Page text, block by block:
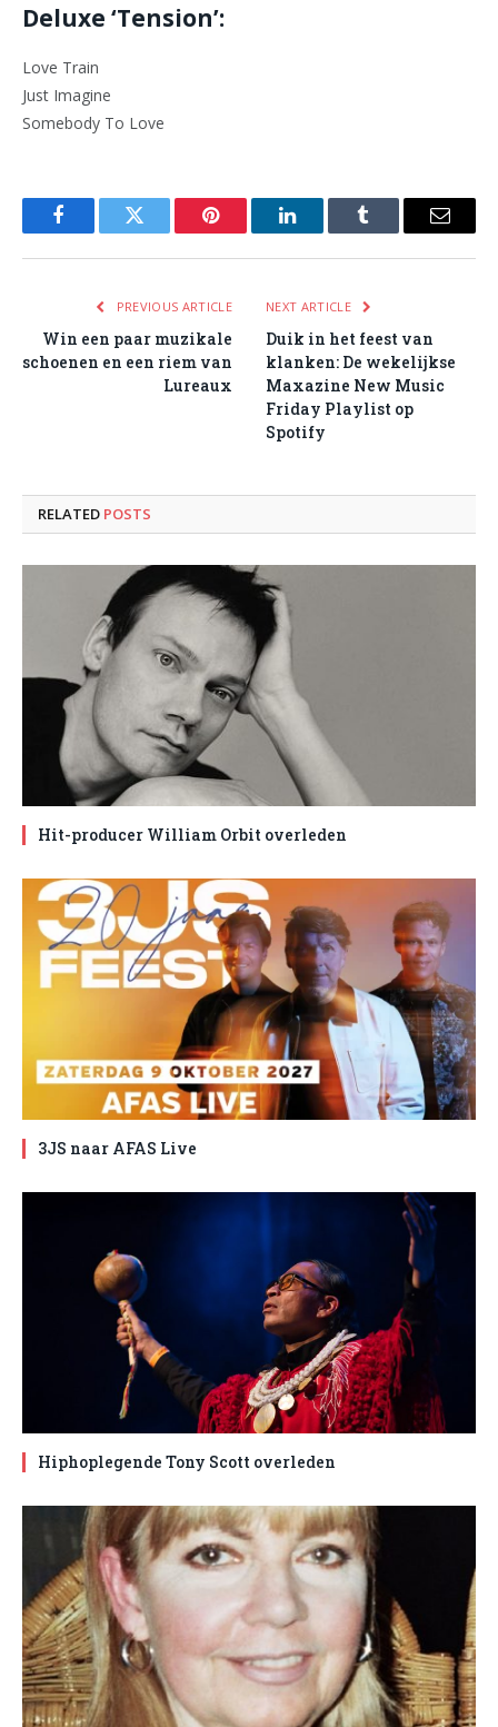
Deluxe ‘Tension’:
Love Train
Just Imagine
Somebody To Love
FacebookTwitter Pinterest LinkedInTumblr Email
PREVIOUS ARTICLE
Win een paar muzikale
schoenen en een riem van
Lureaux
NEXT ARTICLE
Duik in het feest van
klanken: De wekelijkse
Maxazine New Music
Friday Playlist op
Spotify
RELATED POSTS
Hit-producer William Orbit overleden
3JS naar AFAS Live
Hiphoplegende Tony Scott overleden